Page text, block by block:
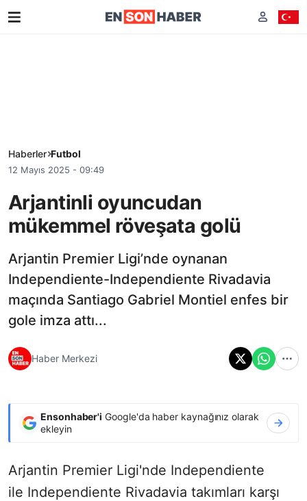
Haberler Futbol
12 Mayıs 2025 - 09:49
Arjantinli oyuncudan
mükemmel röveşata golü
Arjantin Premier Ligi’nde oynanan
Independiente-Independiente Rivadavia
maçında Santiago Gabriel Montiel enfes bir
gole imza attı...
Haber Merkezi
Ensonhaber'i Google'da haber kaynağınız olarak
ekleyin
Arjantin Premier Ligi'nde Independiente
ile Independiente Rivadavia takımları karşı